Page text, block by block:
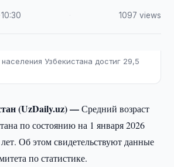
·10:30 1097 views
Узбекистана достиг 29,5
(UzDaily.uz) —Средний возраст
по состоянию на 1 января 2026
Об этом свидетельствуют данные
по статистике.